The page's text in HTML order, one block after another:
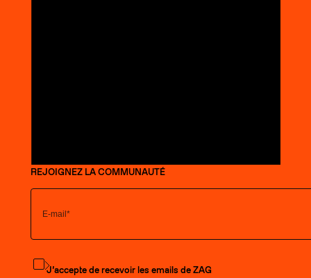
REJOIGNEZ LA COMMUNAUTÉ
S'abonner à la newsletter
J’accepte de recevoir les emails de ZAG